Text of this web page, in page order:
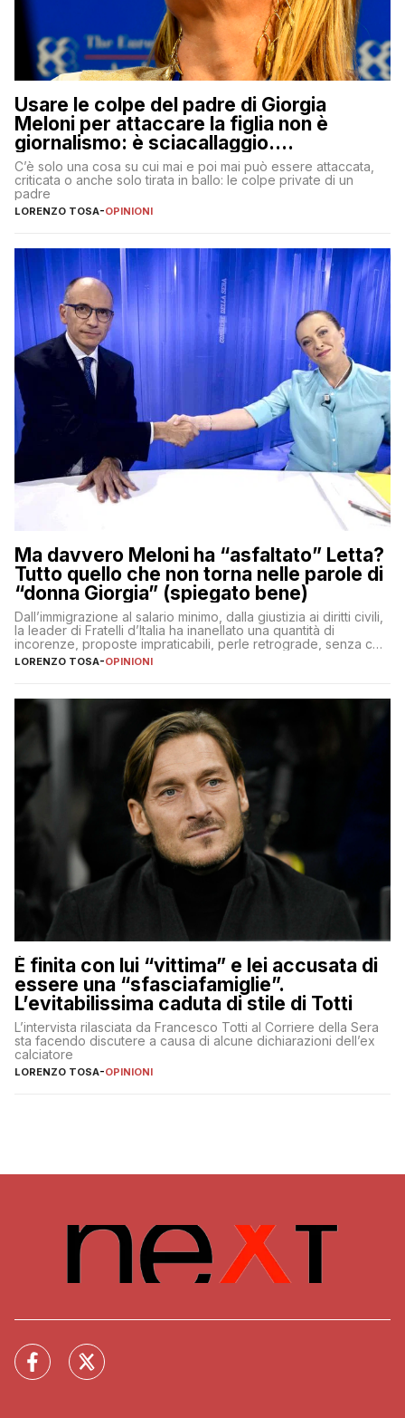
Usare le colpe del padre di Giorgia
Meloni per attaccare la figlia non è
giornalismo: è sciacallaggio.
Dimostriamo di essere diversi
C’è solo una cosa su cui mai e poi mai può essere attaccata,
criticata o anche solo tirata in ballo: le colpe private di un
padre
LORENZO TOSA-OPINIONI
Ma davvero Meloni ha “asfaltato” Letta?
Tutto quello che non torna nelle parole di
“donna Giorgia” (spiegato bene)
Dall’immigrazione al salario minimo, dalla giustizia ai diritti civili,
la leader di Fratelli d’Italia ha inanellato una quantità di
incorenze, proposte impraticabili, perle retrograde, senza che
nessuno – a destra come a sinistra – glielo abbia fatto notare
LORENZO TOSA-OPINIONI
È finita con lui “vittima” e lei accusata di
essere una “sfasciafamiglie”.
L’evitabilissima caduta di stile di Totti
L’intervista rilasciata da Francesco Totti al Corriere della Sera
sta facendo discutere a causa di alcune dichiarazioni dell’ex
calciatore
LORENZO TOSA-OPINIONI